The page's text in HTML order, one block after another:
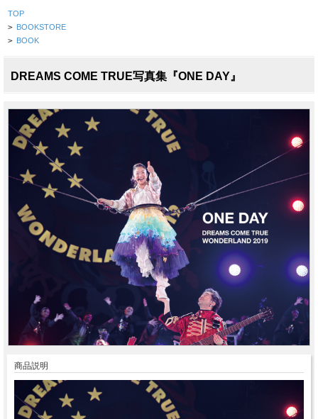
TOP
> BOOKSTORE
> BOOK
DREAMS COME TRUE写真集『ONE DAY』
商品説明